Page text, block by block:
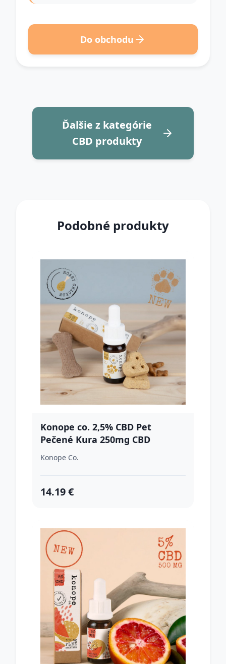
Do obchodu
Ďalšie z kategórie
CBD produkty
Podobné produkty
Konope co. 2,5% CBD Pet
Pečené Kura 250mg CBD
Konope Co.
14.19 €